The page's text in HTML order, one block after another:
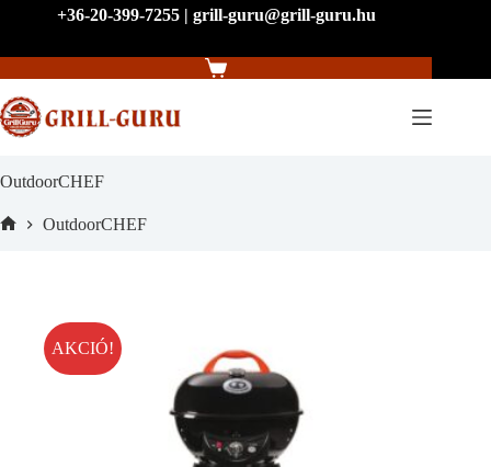
+36-20-399-7255 | grill-guru@grill-guru.hu
Shopping
OutdoorCHEF
OutdoorCHEF
AKCIÓ!